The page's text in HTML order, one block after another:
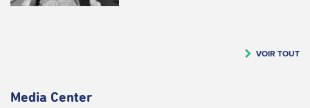
VOIR TOUT
Media Center